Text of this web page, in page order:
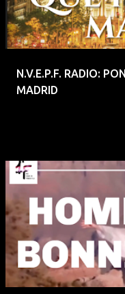
N.V.E.P.F. RADIO:
MADRID